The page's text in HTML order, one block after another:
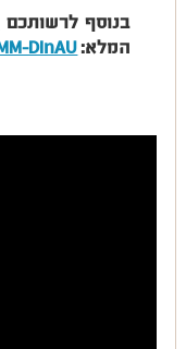
בנוסף לרשותכם
המלא: DInAU